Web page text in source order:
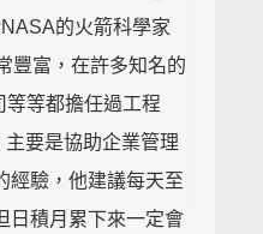
的火箭科學家
豐富，在許多知名的
等都擔任過工程
要是協助企業管理
經驗，他建議每天至
日積月累下來一定會